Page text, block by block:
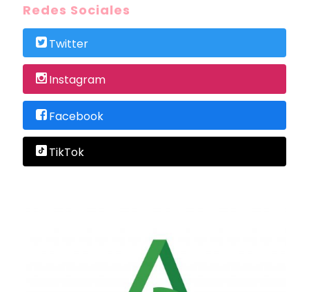
Redes Sociales
Twitter
Instagram
Facebook
TikTok